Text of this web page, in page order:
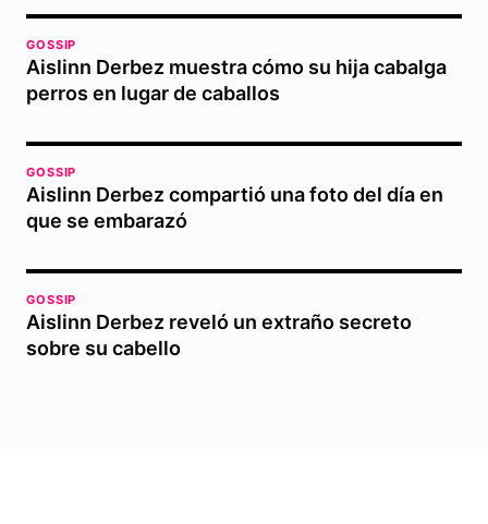
GOSSIP
Aislinn Derbez muestra cómo su hija cabalga
perros en lugar de caballos
GOSSIP
Aislinn Derbez compartió una foto del día en
que se embarazó
GOSSIP
Aislinn Derbez reveló un extraño secreto
sobre su cabello